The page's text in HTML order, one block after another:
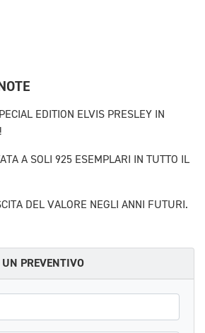
EDITION ELVIS PRESLEY IN
A SOLI 925 ESEMPLARI IN TUTTO IL
DEL VALORE NEGLI ANNI FUTURI.
PREVENTIVO